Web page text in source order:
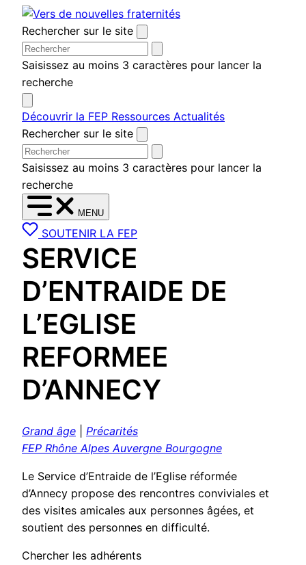
Aller
au
contenu
Rechercher sur le site
Saisissez au moins 3 caractères pour lancer la
recherche
Découvrir la FEP Ressources Actualités
Rechercher sur le site
Saisissez au moins 3 caractères pour lancer la
recherche
MENU
SOUTENIR LA FEP
SERVICE
D’ENTRAIDE DE
L’EGLISE
REFORMEE
D’ANNECY
Grand âge
Précarités
FEP Rhône Alpes Auvergne Bourgogne
Le Service d’Entraide de l’Eglise réformée
d’Annecy propose des rencontres conviviales et
des visites amicales aux personnes âgées, et
soutient des personnes en difficulté.
Chercher les adhérents